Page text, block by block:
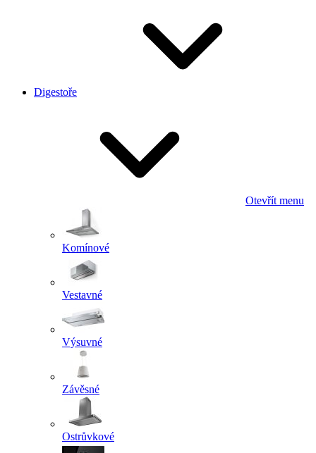
Digestoře
Otevřít menu
Komínové
Vestavné
Výsuvné
Závěsné
Ostrůvkové